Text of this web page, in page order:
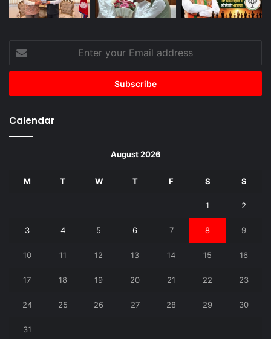
your
Email
Calendar
August 2026
M T W T F S S
1 2
3 4 5 6 7 8 9
10 11 12 13 14 15 16
17 18 19 20 21 22 23
24 25 26 27 28 29 30
31